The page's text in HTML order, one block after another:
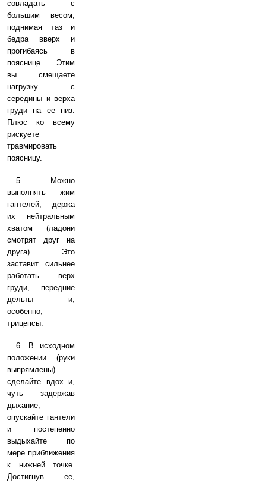
совладать с
большим весом,
поднимая таз и
бедра вверх и
прогибаясь в
пояснице. Этим
вы смещаете
нагрузку с
середины и верха
груди на ее низ.
Плюс ко всему
рискуете
травмировать
поясницу.
5. Можно
выполнять жим
гантелей, держа
их нейтральным
хватом (ладони
смотрят друг на
друга). Это
заставит сильнее
работать верх
груди, передние
дельты и,
особенно,
трицепсы.
6. В исходном
положении (руки
выпрямлены)
сделайте вдох и,
чуть задержав
дыхание,
опускайте гантели
и постепенно
выдыхайте по
мере приближения
к нижней точке.
Достигнув ее,